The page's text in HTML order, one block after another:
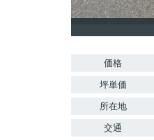
価格
坪単価
所在地
交通